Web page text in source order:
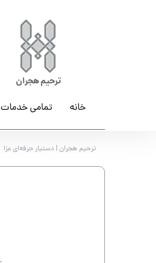
ترحیم هجران
خانه تمامی خدمات
ترحیم هجران | دستیار حرفه‌ای عزا